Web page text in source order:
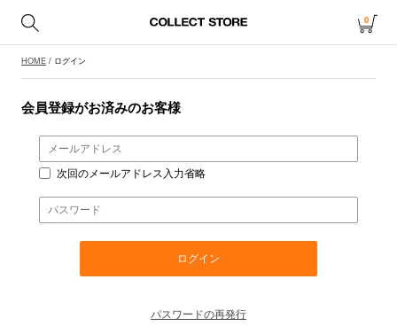
0
HOME / ログイン
会員登録がお済みのお客様
次回のメールアドレス入力省略
パスワードの再発行